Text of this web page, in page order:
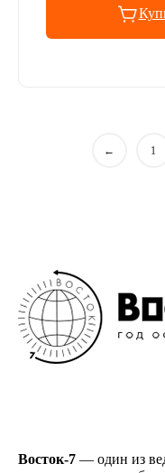
← 1
Восток-7 — один из